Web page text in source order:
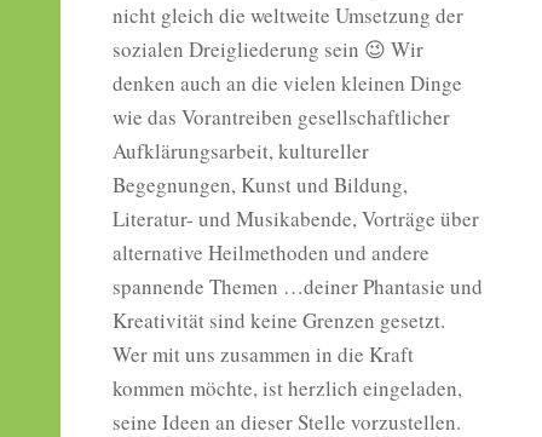
nicht gleich die weltweite Umsetzung der
sozialen Dreigliederung sein 😉 Wir
denken auch an die vielen kleinen Dinge
wie das Vorantreiben gesellschaftlicher
Aufklärungsarbeit, kultureller
Begegnungen, Kunst und Bildung,
Literatur- und Musikabende, Vorträge über
alternative Heilmethoden und andere
spannende Themen …deiner Phantasie und
Kreativität sind keine Grenzen gesetzt.
Wer mit uns zusammen in die Kraft
kommen möchte, ist herzlich eingeladen,
seine Ideen an dieser Stelle vorzustellen.